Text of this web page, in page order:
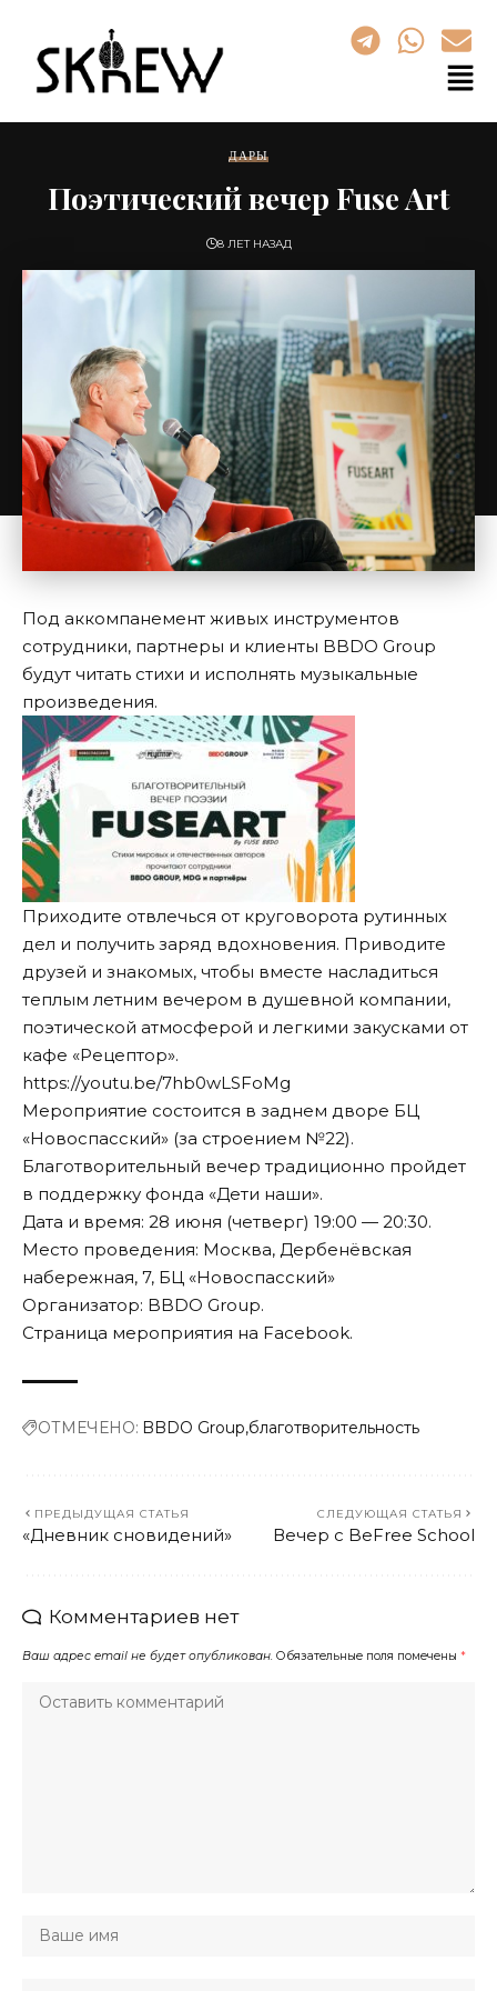
ДАРЫ
Поэтический вечер Fuse Art
8 ЛЕТ НАЗАД
Под аккомпанемент живых инструментов
сотрудники, партнеры и клиенты BBDO Group
будут читать стихи и исполнять музыкальные
произведения.
Приходите отвлечься от круговорота рутинных
дел и получить заряд вдохновения. Приводите
друзей и знакомых, чтобы вместе насладиться
теплым летним вечером в душевной компании,
поэтической атмосферой и легкими закусками от
кафе «Рецептор».
https://youtu.be/7hb0wLSFoMg
Мероприятие состоится в заднем дворе БЦ
«Новоспасский» (за строением №22).
Благотворительный вечер традиционно пройдет
в поддержку фонда «Дети наши».
Дата и время: 28 июня (четверг) 19:00 — 20:30.
Место проведения: Москва, Дербенёвская
набережная, 7, БЦ «Новоспасский»
Организатор: BBDO Group.
Страница мероприятия на Facebook.
ОТМЕЧЕНО: BBDO Group благотворительность
ПРЕДЫДУЩАЯ СТАТЬЯ
«Дневник сновидений»
СЛЕДУЮЩАЯ СТАТЬЯ
Вечер с BeFree School
Комментариев нет
Ваш адрес email не будет опубликован. Обязательные поля помечены *